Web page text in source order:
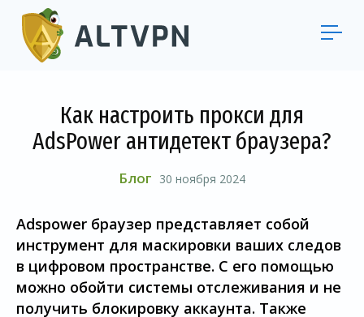
Как настроить прокси для
AdsPower антидетект браузера?
Блог 30 ноября 2024
Adspower браузер представляет собой
инструмент для маскировки ваших следов
в цифровом пространстве. С его помощью
можно обойти системы отслеживания и не
получить блокировку аккаунта. Также